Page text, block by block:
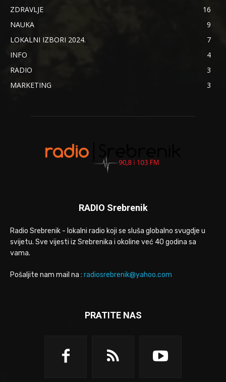
ZDRAVLJE
16
NAUKA
9
LOKALNI IZBORI 2024.
7
INFO
4
RADIO
3
MARKETING
3
RADIO Srebrenik
Radio Srebrenik - lokalni radio koji se sluša globalno svugdje u
svijetu. Sve vijesti iz Srebrenika i okoline već 40 godina sa
vama.
Pošaljite nam mail na : radiosrebrenik@yahoo.com
PRATITE NAS